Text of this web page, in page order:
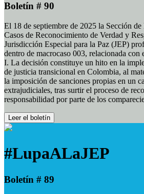
Boletín # 90
El 18 de septiembre de 2025 la Sección de
Casos de Reconocimiento de Verdad y
Jurisdicción Especial para la Paz (JEP)
dentro de macrocaso 003, relacionada con
I. La decisión constituye un hito en la
de justicia transicional en Colombia, al
la imposición de sanciones propias en un
extrajudiciales, tras surtir el proceso de
responsabilidad por parte de los
Leer el boletín
#LupaALaJEP
Boletín # 89